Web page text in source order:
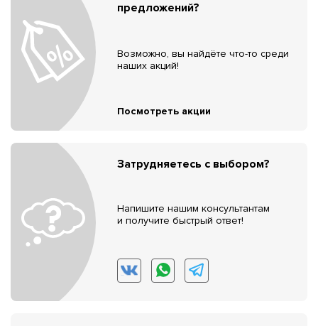
предложений?
Возможно, вы найдёте что-то среди
наших акций!
Посмотреть акции
Затрудняетесь с выбором?
Напишите нашим консультантам
и получите быстрый ответ!